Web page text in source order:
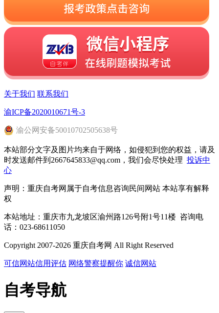
关于我们 联系我们
渝ICP备2020010671号-3
渝公网安备50010702505638号
本站部分文字及图片均来自于网络，如侵犯到您的权益，请及
时发送邮件到2667645833@qq.com，我们会尽快处理 投诉中
心
声明：重庆自考网属于自考信息咨询民间网站 本站享有解释
权
本站地址：重庆市九龙坡区渝州路126号附1号11楼 咨询电
话：023-68611050
Copyright 2007-2026 重庆自考网 All Right Reserved
可信网站信用评估 网络警察提醒你 诚信网站
自考导航